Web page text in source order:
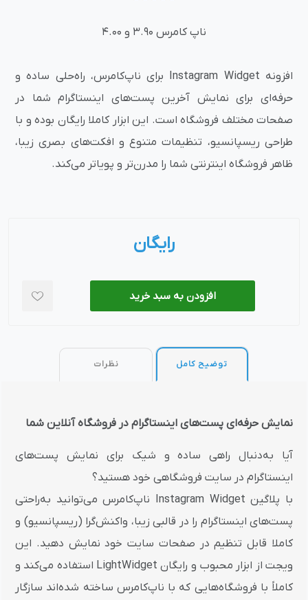
ناپ کامرس 3.90 و 4.00
افزونه Instagram Widget برای ناپ‌کامرس، راه‌حلی ساده و
حرفه‌ای برای نمایش آخرین پست‌های اینستاگرام شما در
صفحات مختلف فروشگاه است. این ابزار کاملا رایگان بوده و با
طراحی ریسپانسیو، تنظیمات متنوع و افکت‌های بصری زیبا،
ظاهر فروشگاه اینترنتی شما را مدرن‌تر و پویاتر می‌کند.
رایگان
افزودن به سبد خرید
توضیح کامل نظرات
نمایش حرفه‌ای پست‌های اینستاگرام در فروشگاه آنلاین شما
آیا به‌دنبال راهی ساده و شیک برای نمایش پست‌های
اینستاگرام در سایت فروشگاهی خود هستید؟
با
پلاگین Instagram Widget ناپ‌کامرس می‌توانید به‌راحتی
پست‌های اینستاگرام را در قالبی زیبا، واکنش‌گرا (ریسپانسیو) و
کاملا قابل تنظیم در صفحات سایت خود نمایش دهید. این
ویجت از ابزار محبوب و رایگان LightWidget استفاده می‌کند و
کاملاً با فروشگاه‌هایی که با ناپ‌کامرس ساخته شده‌اند سازگار